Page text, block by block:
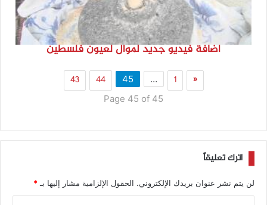
اضافة فيديو جديد لموال لعيون فلسطين
«
1
…
43 44
45
Page 45 of 45
اترك تعليقاً
لن يتم نشر عنوان بريدك الإلكتروني. الحقول الإلزامية مشار إليها بـ *